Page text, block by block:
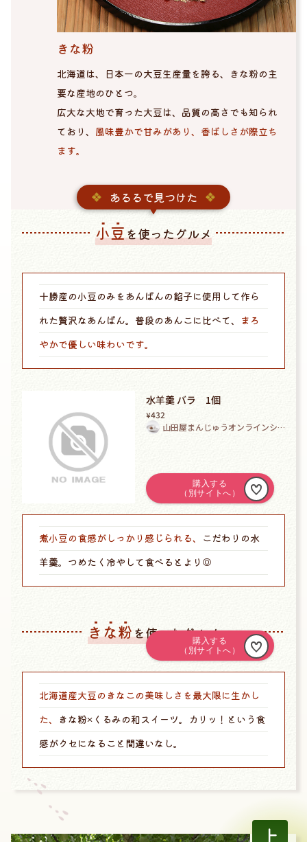
きな粉
北海道は、日本一の大豆生産量を誇る、きな粉の主
要な産地のひとつ。
広大な大地で育った大豆は、品質の高さでも知られ
ており、 風味豊かで甘みがあり、香ばしさが際立ち
ます。
あるるで見つけた
小豆を使ったグルメ
十勝産の小豆のみをあんぱんの餡子に使用して作ら
れた贅沢なあんぱん。普段のあんこに比べて、 まろ
やかで優しい味わいです。
水羊羹 バラ 1個
¥432
山田屋まんじゅうオンラインシ
煮小豆の食感がしっかり感じられる、 こだわりの水
羊羹。つめたく冷やして食べるとより◎
きな粉を使ったグルメ
北海道産大豆のきなこの美味しさを最大限に生かし
た、
きな粉×くるみの和スイーツ。カリッ！という食
感がクセになること間違いなし。